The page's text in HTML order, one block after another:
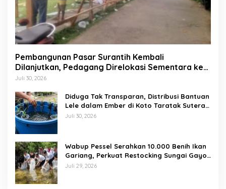
Pembangunan Pasar Surantih Kembali
Dilanjutkan, Pedagang Direlokasi Sementara ke
Lapangan Gadih Basanai
Juli 30, 2026
Diduga Tak Transparan, Distribusi Bantuan
Lele dalam Ember di Koto Taratak Sutera
Tuai Sorotan Warga
Juli 30, 2026
Wabup Pessel Serahkan 10.000 Benih Ikan
Gariang, Perkuat Restocking Sungai Gayo
demi Kelestarian Perairan
Juli 29, 2026